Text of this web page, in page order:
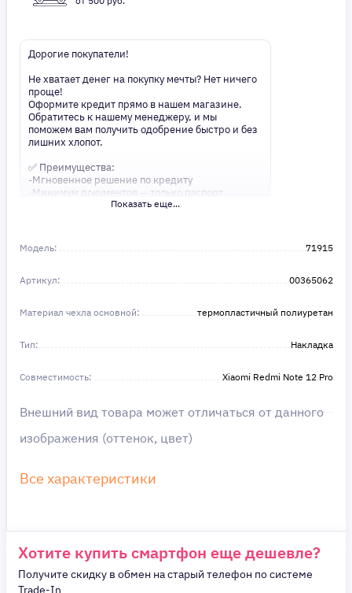
Дорогие покупатели!
Не хватает денег на покупку мечты? Нет ничего
проще!
Оформите кредит прямо в нашем магазине.
Обратитесь к нашему менеджеру, и мы
поможем вам получить одобрение быстро и без
лишних хлопот.
✅ Преимущества:
-Мгновенное решение по кредиту
-Минимум документов — только паспорт
-Удобные сроки и низкие процентные ставки
Получите то, что нужно, прямо сейчас. Ваше
удобство — наш приоритет! ✨
в этом!
Показать еще...
Модель: 71915
Артикул: 00365062
Материал чехла основной: термопластичный полиуретан
Тип: Накладка
Совместимость: Xiaomi Redmi Note 12 Pro
Внешний вид товара может отличаться от данного
изображения (оттенок, цвет)
Все характеристики
Хотите купить смартфон еще дешевле?
Получите скидку в обмен на старый телефон по системе
Trade-In